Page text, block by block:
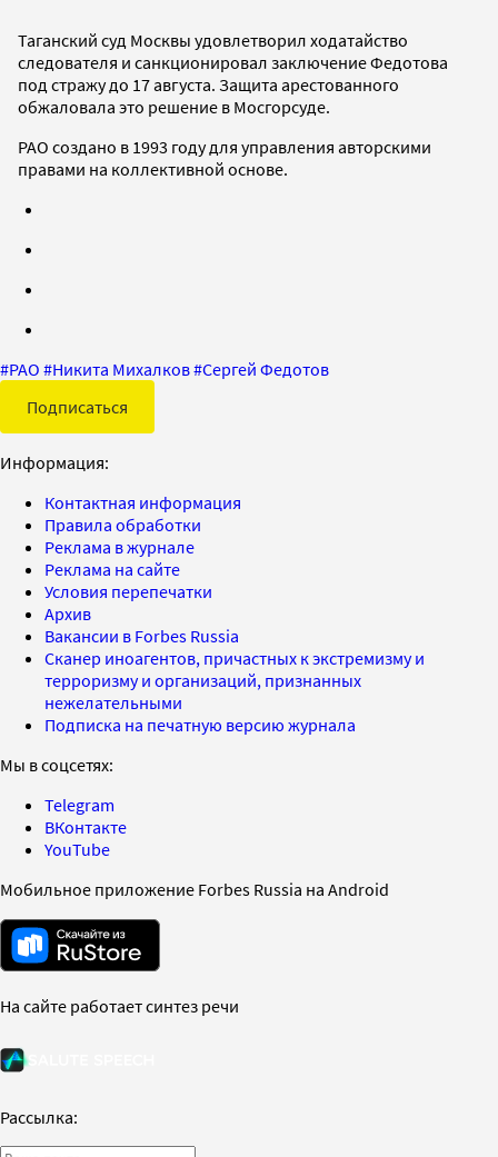
Таганский суд Москвы удовлетворил ходатайство
следователя и санкционировал заключение Федотова
под стражу до 17 августа. Защита арестованного
обжаловала это решение в Мосгорсуде.
РАО создано в 1993 году для управления авторскими
правами на коллективной основе.
#РАО #Никита Михалков#Сергей Федотов
Подписаться
Информация:
Контактная информация
Правила обработки
Реклама в журнале
Реклама на сайте
Условия перепечатки
Архив
Вакансии в Forbes Russia
Сканер иноагентов, причастных к экстремизму и
терроризму и организаций, признанных
нежелательными
Подписка на печатную версию журнала
Мы в соцсетях:
Telegram
ВКонтакте
YouTube
Мобильное приложение Forbes Russia на Android
На сайте работает синтез речи
Рассылка: